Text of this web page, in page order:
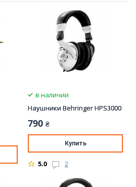
в наличии
Наушники Behringer HPS3000
790 ₴
Купить
5.0 2